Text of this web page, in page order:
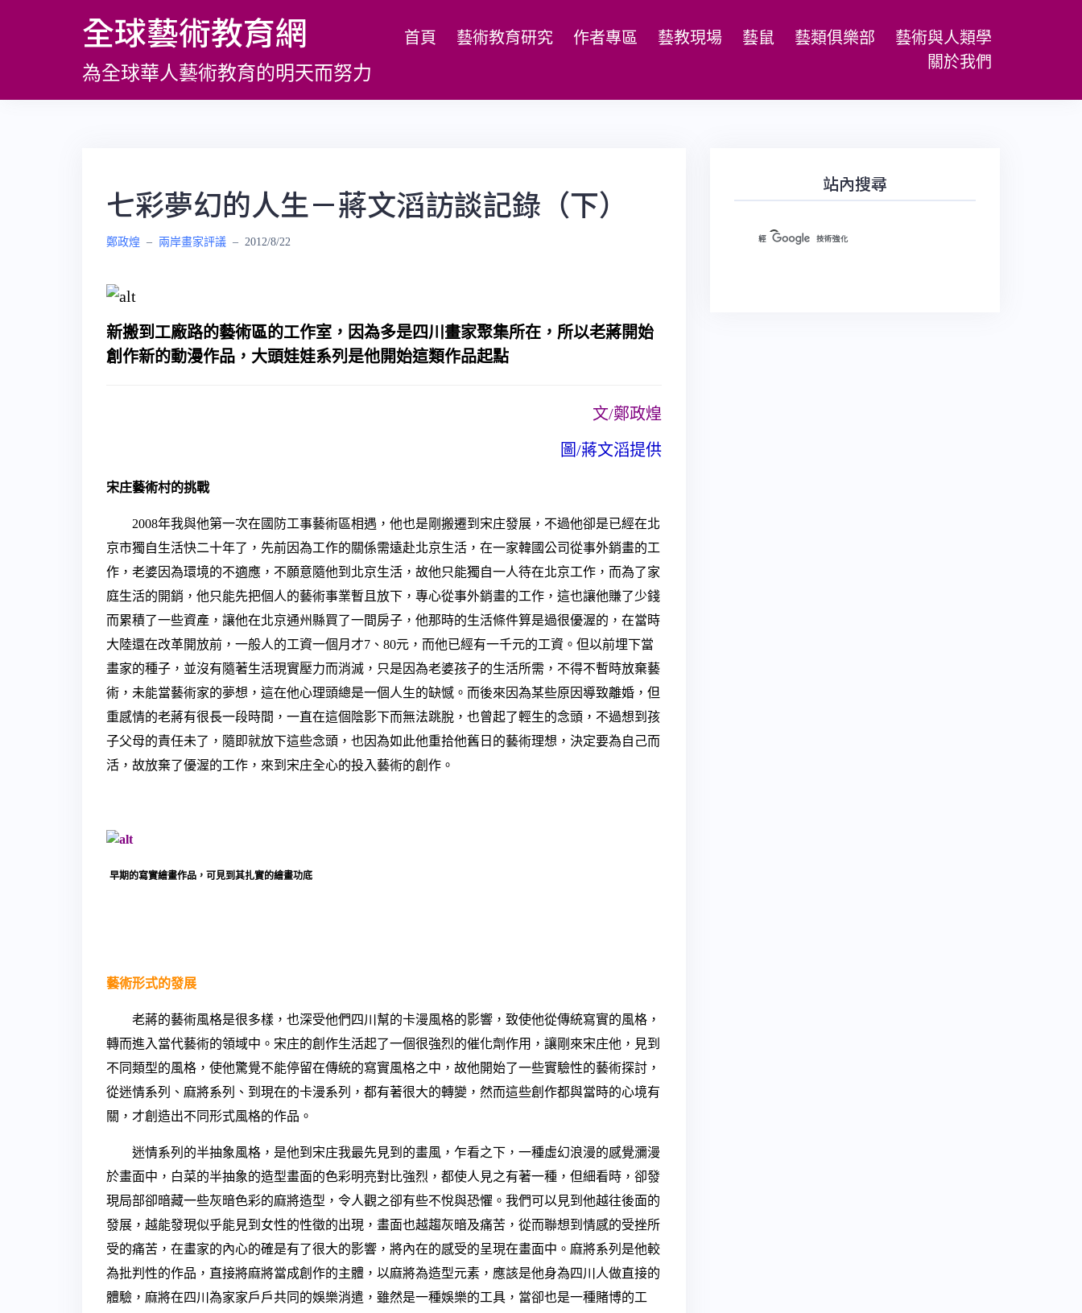
全球藝術教育網
為全球華人藝術教育的明天而努力
首頁 藝術教育研究 作者專區 藝教現場 藝鼠 藝類俱樂部
藝術與人類學
關於我們
七彩夢幻的人生－蔣文滔訪談記錄（下）
鄭政煌 – 兩岸畫家評議 – 2012/8/22
新搬到工廠路的藝術區的工作室，因為多是四川畫家聚集所在，所以老蔣開始
創作新的動漫作品，大頭娃娃系列是他開始這類作品起點
文/鄭政煌
圖/蔣文滔提供
宋庄藝術村的挑戰
2008年我與他第一次在國防工事藝術區相遇，他也是剛搬遷到宋庄發展，不過他卻是已經在北
京市獨自生活快二十年了，先前因為工作的關係需遠赴北京生活，在一家韓國公司從事外銷畫的工
作，老婆因為環境的不適應，不願意隨他到北京生活，故他只能獨自一人待在北京工作，而為了家
庭生活的開銷，他只能先把個人的藝術事業暫且放下，專心從事外銷畫的工作，這也讓他賺了少錢
而累積了一些資產，讓他在北京通州縣買了一間房子，他那時的生活條件算是過很優渥的，在當時
大陸還在改革開放前，一般人的工資一個月才7、80元，而他已經有一千元的工資。但以前埋下當
畫家的種子，並沒有隨著生活現實壓力而消滅，只是因為老婆孩子的生活所需，不得不暫時放棄藝
術，未能當藝術家的夢想，這在他心理頭總是一個人生的缺憾。而後來因為某些原因導致離婚，但
重感情的老蔣有很長一段時間，一直在這個陰影下而無法跳脫，也曾起了輕生的念頭，不過想到孩
子父母的責任未了，隨即就放下這些念頭，也因為如此他重拾他舊日的藝術理想，決定要為自己而
活，故放棄了優渥的工作，來到宋庄全心的投入藝術的創作。
早期的寫實繪畫作品，可見到其扎實的繪畫功底
藝術形式的發展
老蔣的藝術風格是很多樣，也深受他們四川幫的卡漫風格的影響，致使他從傳統寫實的風格，
轉而進入當代藝術的領域中。宋庄的創作生活起了一個很強烈的催化劑作用，讓剛來宋庄他，見到
不同類型的風格，使他驚覺不能停留在傳統的寫實風格之中，故他開始了一些實驗性的藝術探討，
從迷情系列、麻將系列、到現在的卡漫系列，都有著很大的轉變，然而這些創作都與當時的心境有
關，才創造出不同形式風格的作品。
迷情系列的半抽象風格，是他到宋庄我最先見到的畫風，乍看之下，一種虛幻浪漫的感覺瀰漫
於畫面中，白菜的半抽象的造型畫面的色彩明亮對比強烈，都使人見之有著一種，但細看時，卻發
現局部卻暗藏一些灰暗色彩的麻將造型，令人觀之卻有些不悅與恐懼。我們可以見到他越往後面的
發展，越能發現似乎能見到女性的性徵的出現，畫面也越趨灰暗及痛苦，從而聯想到情感的受挫所
受的痛苦，在畫家的內心的確是有了很大的影響，將內在的感受的呈現在畫面中。麻將系列是他較
為批判性的作品，直接將麻將當成創作的主體，以麻將為造型元素，應該是他身為四川人做直接的
體驗，麻將在四川為家家戶戶共同的娛樂消遣，雖然是一種娛樂的工具，當卻也是一種賭博的工
站內搜尋